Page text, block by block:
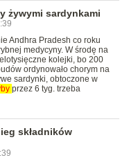
żywymi sardynkami
Andhra Pradesh co roku
medycyny. W środę na
kolejki, bo 200
ordynowało chorym na
sardynki, obtoczone w
przez 6 tyg. trzeba
składników